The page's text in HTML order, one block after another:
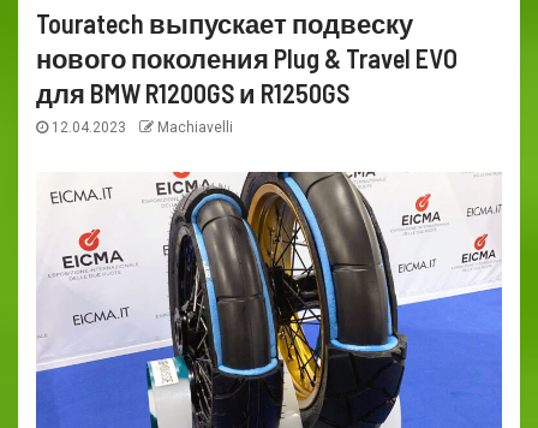
Touratech выпускает подвеску
нового поколения Plug & Travel EVO
для BMW R1200GS и R1250GS
12.04.2023 Machiavelli